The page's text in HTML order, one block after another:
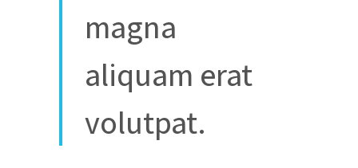
magna
aliquam erat
volutpat.